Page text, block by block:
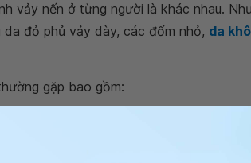
vảy nến ở từng người là khác nhau.
da đỏ phủ vảy dày, các đốm nhỏ, da khô
gặp bao gồm:
bám
thường gây ra các tổn thương làm do da